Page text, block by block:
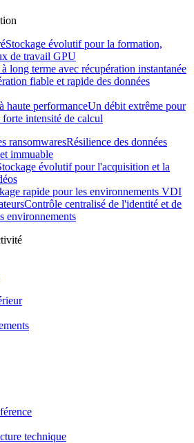
Stockage évolutif pour la formation,
de travail GPU
long terme avec récupération instantanée
fiable et rapide des données
haute performanceUn débit extrême pour
intensité de calcul
ransomwaresRésilience des données
immuable
évolutif pour l'acquisition et la
rapide pour les environnements VDI
Contrôle centralisé de l'identité et de
environnements
technique